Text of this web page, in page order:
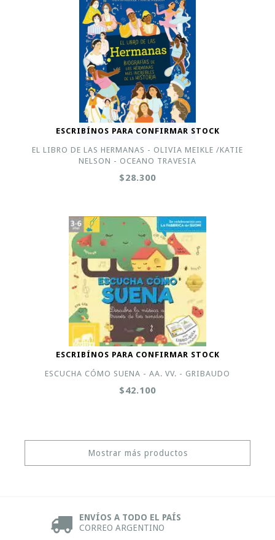
ESCRIBÍNOS PARA CONFIRMAR STOCK
EL LIBRO DE LAS HERMANAS - OLIVIA MEIKLE /KATIE
NELSON - OCEANO TRAVESIA
$28.300
ESCRIBÍNOS PARA CONFIRMAR STOCK
ESCUCHA CÓMO SUENA - AA. VV. - GRIBAUDO
$42.100
Mostrar más productos
ENVÍOS A TODO EL PAÍS
CORREO ARGENTINO